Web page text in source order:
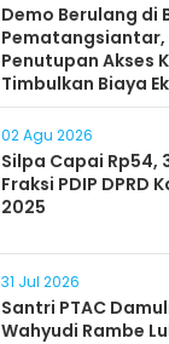
Demo Berulang di
Pematangsiantar,
Penutupan Akses
Timbulkan Biaya
Masyarakat
02 Agu 2026
Silpa Capai Rp54,
Fraksi PDIP DPRD
2025
31 Jul 2026
Santri PTAC
Wahyudi Rambe